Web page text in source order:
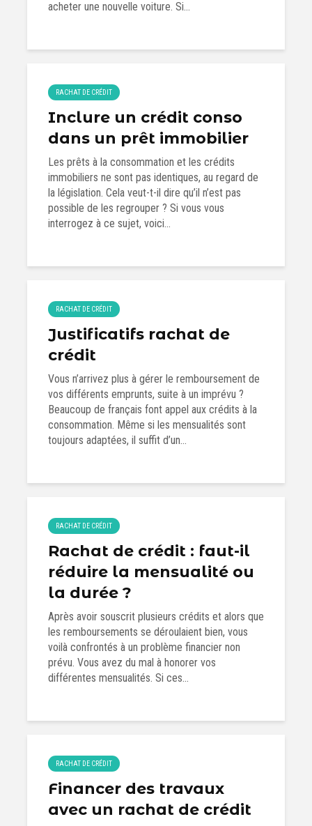
acheter une nouvelle voiture. Si...
RACHAT DE CRÉDIT
Inclure un crédit conso
dans un prêt immobilier
Les prêts à la consommation et les crédits
immobiliers ne sont pas identiques, au regard de
la législation. Cela veut-t-il dire qu’il n’est pas
possible de les regrouper ? Si vous vous
interrogez à ce sujet, voici...
RACHAT DE CRÉDIT
Justificatifs rachat de
crédit
Vous n’arrivez plus à gérer le remboursement de
vos différents emprunts, suite à un imprévu ?
Beaucoup de français font appel aux crédits à la
consommation. Même si les mensualités sont
toujours adaptées, il suffit d’un...
RACHAT DE CRÉDIT
Rachat de crédit : faut-il
réduire la mensualité ou
la durée ?
Après avoir souscrit plusieurs crédits et alors que
les remboursements se déroulaient bien, vous
voilà confrontés à un problème financier non
prévu. Vous avez du mal à honorer vos
différentes mensualités. Si ces...
RACHAT DE CRÉDIT
Financer des travaux
avec un rachat de crédit